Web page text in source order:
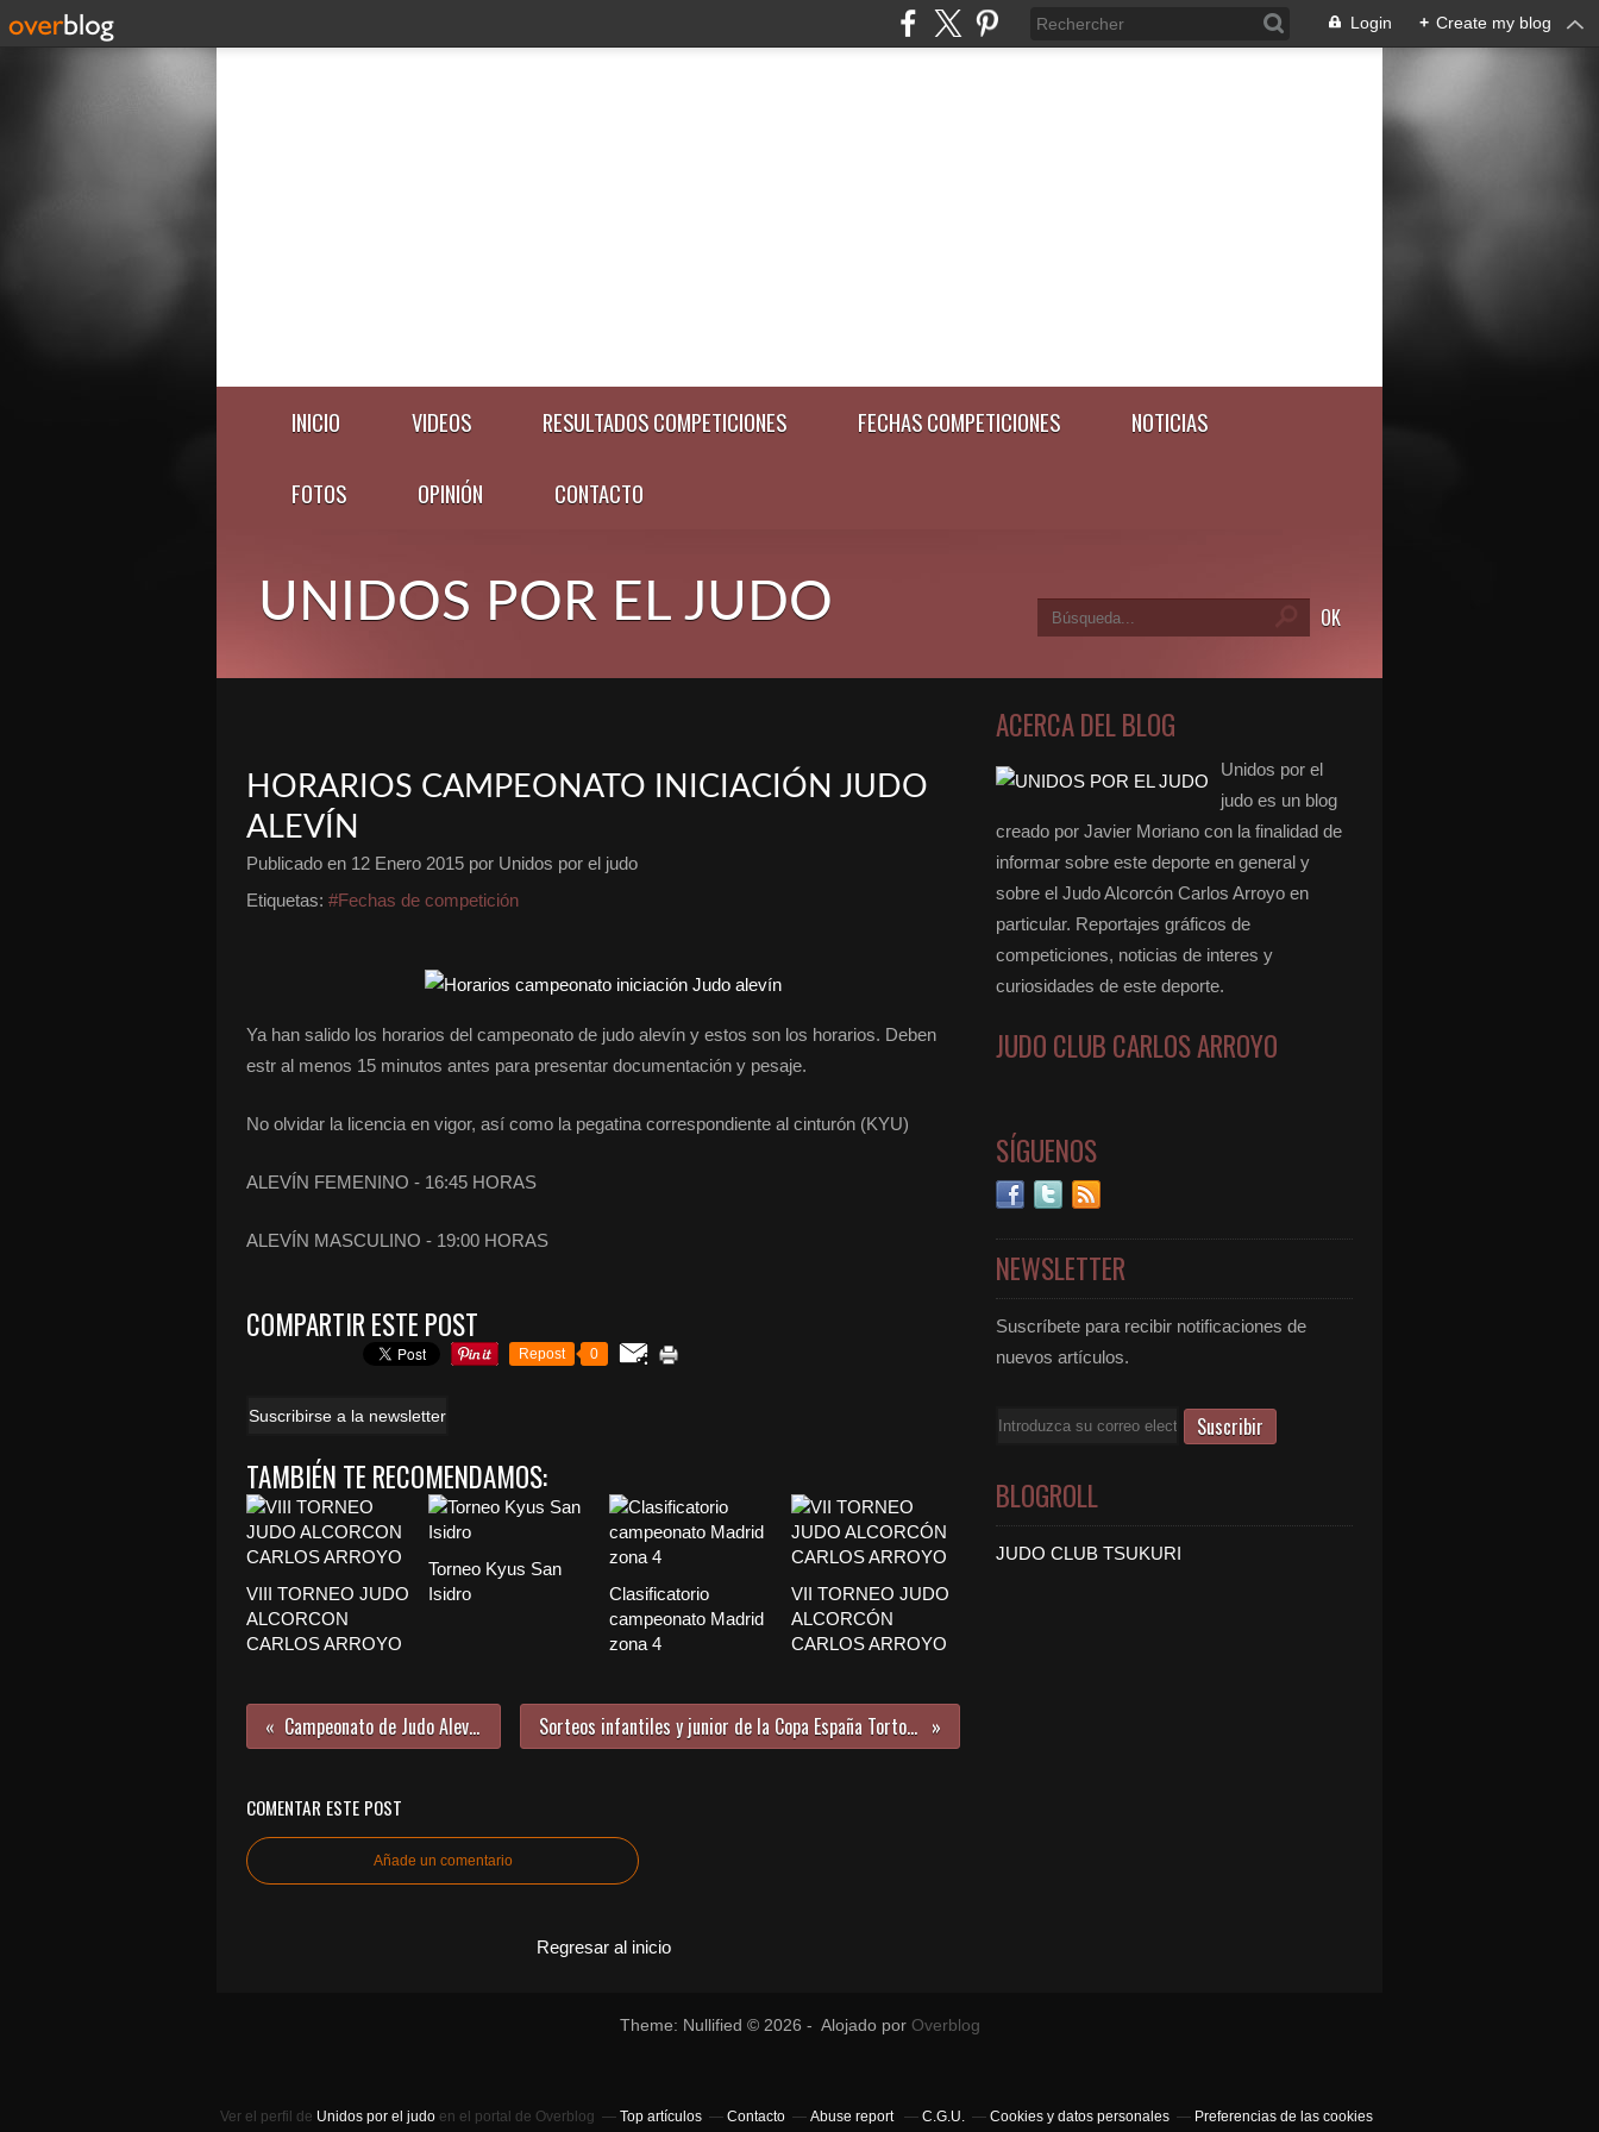
Login + Create my blog
INICIO VIDEOS RESULTADOS COMPETICIONES FECHAS COMPETICIONES NOTICIAS
FOTOS OPINIÓN CONTACTO
UNIDOS POR EL JUDO
HORARIOS CAMPEONATO INICIACIÓN JUDO
ALEVÍN
Publicado en 12 Enero 2015 por Unidos por el judo
Etiquetas: #Fechas de competición
Ya han salido los horarios del campeonato de judo alevín y estos son los horarios. Deben
estr al menos 15 minutos antes para presentar documentación y pesaje.
No olvidar la licencia en vigor, así como la pegatina correspondiente al cinturón (KYU)
ALEVÍN FEMENINO - 16:45 HORAS
ALEVÍN MASCULINO - 19:00 HORAS
COMPARTIR ESTE POST
Repost 0
Suscribirse a la newsletter
TAMBIÉN TE RECOMENDAMOS:
VIII TORNEO JUDO
ALCORCON
CARLOS ARROYO
Torneo Kyus San
Isidro
Clasificatorio
campeonato Madrid
zona 4
VII TORNEO JUDO
ALCORCÓN
CARLOS ARROYO
Campeonato de Judo Alevín Sorteos infantiles y junior de la Copa España Tortosa
COMENTAR ESTE POST
Añade un comentario
Regresar al inicio
ACERCA DEL BLOG
Unidos por el
judo es un blog
creado por Javier Moriano con la finalidad de
informar sobre este deporte en general y
sobre el Judo Alcorcón Carlos Arroyo en
particular. Reportajes gráficos de
competiciones, noticias de interes y
curiosidades de este deporte.
JUDO CLUB CARLOS ARROYO
SÍGUENOS
NEWSLETTER
Suscríbete para recibir notificaciones de
nuevos artículos.
Email
BLOGROLL
JUDO CLUB TSUKURI
Theme: Nullified © 2026 - Alojado por Overblog
Ver el perfil de Unidos por el judoen el portal de Overblog Top artículos Contacto Abuse report C.G.U. Cookies y datos personales Preferencias de las cookies